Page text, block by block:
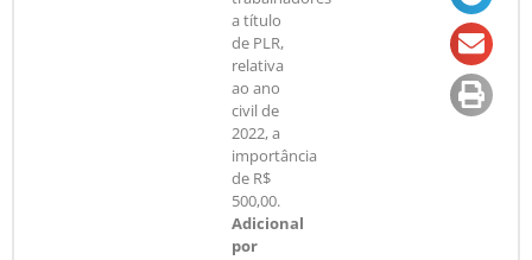
a título
de PLR,
relativa
ao ano
civil de
2022, a
importância
de R$
500,00.
Adicional
por